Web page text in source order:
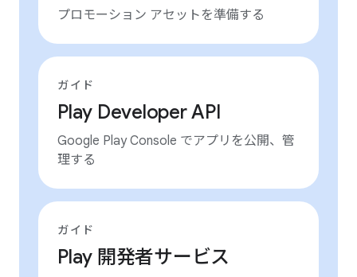
プロモーション アセットを準備する
ガイド
Play Developer API
Google Play Console でアプリを公開、管
理する
ガイド
Play 開発者サービス